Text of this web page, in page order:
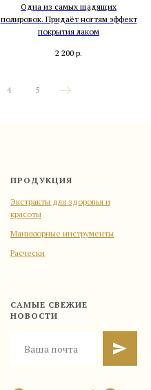
Одна из самых щадящих
полировок. Придаёт ногтям эффект
покрытия лаком
2 200 р.
4 5
ПРОДУКЦИЯ
Экстракты для здоровья и
красоты
Маникюрные инструменты
Расчески
САМЫЕ СВЕЖИЕ
НОВОСТИ